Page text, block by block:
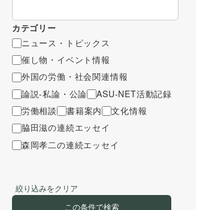
カテゴリー
ニュース・トピックス
催し物・イベント情報
外国の労働・社会関連情報
論説-私論・公論
ASU-NET活動記録
労働相談
書籍案内
文化情報
脇田滋の連続エッセイ
森岡孝二の連続エッセイ
絞り込みをクリア
この条件で検索